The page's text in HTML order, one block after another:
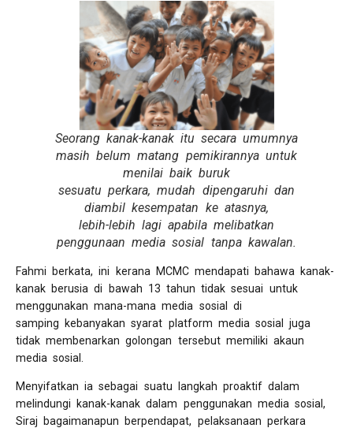
Seorang kanak-kanak itu secara umumnya
masih belum matang pemikirannya untuk
menilai baik buruk
sesuatu perkara, mudah dipengaruhi dan
diambil kesempatan ke atasnya,
lebih-lebih lagi apabila melibatkan
penggunaan media sosial tanpa kawalan.
Fahmi berkata, ini kerana MCMC mendapati bahawa kanak-
kanak berusia di bawah 13 tahun tidak sesuai untuk
menggunakan mana-mana media sosial di
samping kebanyakan syarat platform media sosial juga
tidak membenarkan golongan tersebut memiliki akaun
media sosial.
Menyifatkan ia sebagai suatu langkah proaktif dalam
melindungi kanak-kanak dalam penggunakan media sosial,
Siraj bagaimanapun berpendapat, pelaksanaan perkara